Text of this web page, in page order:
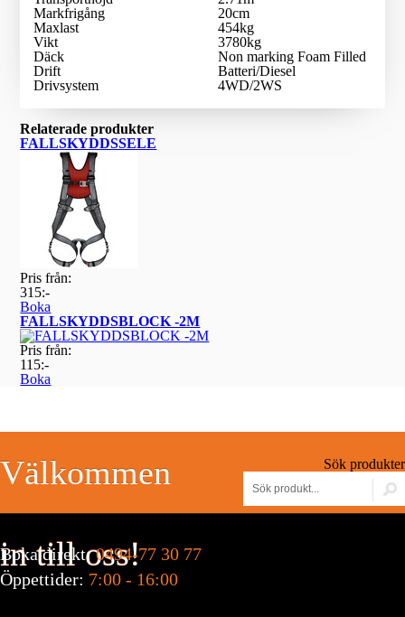
Markfrigång
20cm
Maxlast
454kg
Vikt
3780kg
Däck
Non marking Foam Filled
Drift
Batteri/Diesel
Drivsystem
4WD/2WS
Relaterade produkter
FALLSKYDDSSELE
Pris från:
315:-
Boka
FALLSKYDDSBLOCK -2M
Pris från:
115:-
Boka
Välkommen
in till oss!
Sök produkter
Boka direkt:0494-77 30 77
Öppettider: 7:00 - 16:00